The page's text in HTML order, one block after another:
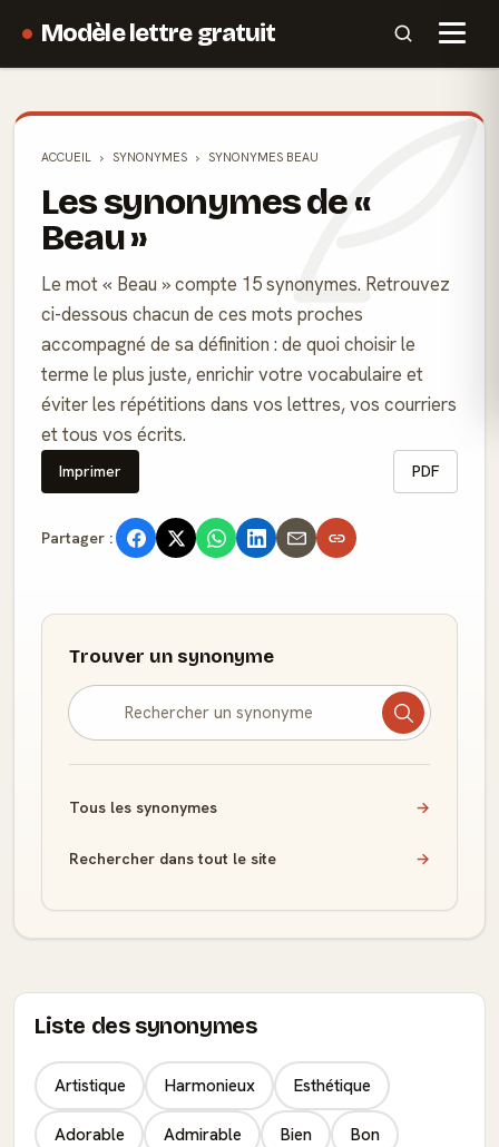
Modèle lettre gratuit
ACCUEIL SYNONYMES SYNONYMES BEAU
Les synonymes de «
Beau »
Le mot « Beau » compte 15 synonymes. Retrouvez
ci-dessous chacun de ces mots proches
accompagné de sa définition : de quoi choisir le
terme le plus juste, enrichir votre vocabulaire et
éviter les répétitions dans vos lettres, vos courriers
et tous vos écrits.
Imprimer PDF
Partager :
Trouver un synonyme
Tous les synonymes →
Rechercher dans tout le site →
Liste des synonymes
Artistique Harmonieux Esthétique
Adorable Admirable Bien Bon